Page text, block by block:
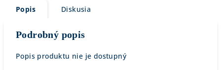
Popis Diskusia
Podrobný popis
Popis produktu nie je dostupný